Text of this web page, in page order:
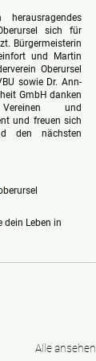
sich für
Bürgermeisterin
und Martin
Oberursel
sowie Dr. Ann-
GmbH danken
und
und freuen sich
den nächsten
dein Leben in
Alle ansehen